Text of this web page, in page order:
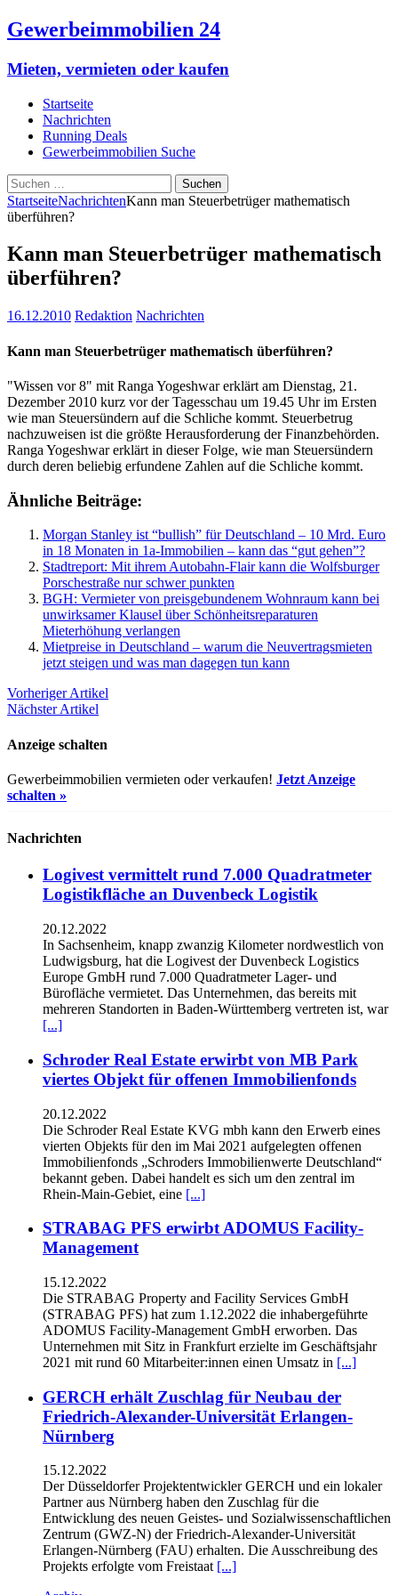
Gewerbeimmobilien 24
Mieten, vermieten oder kaufen
Startseite
Nachrichten
Running Deals
Gewerbeimmobilien Suche
Suchen
nach:
StartseiteNachrichtenKann man Steuerbetrüger mathematisch
überführen?
Kann man Steuerbetrüger mathematisch
überführen?
16.12.2010 Redaktion Nachrichten
Kann man Steuerbetrüger mathematisch überführen?
"Wissen vor 8" mit Ranga Yogeshwar erklärt am Dienstag, 21.
Dezember 2010 kurz vor der Tagesschau um 19.45 Uhr im Ersten
wie man Steuersündern auf die Schliche kommt. Steuerbetrug
nachzuweisen ist die größte Herausforderung der Finanzbehörden.
Ranga Yogeshwar erklärt in dieser Folge, wie man Steuersündern
durch deren beliebig erfundene Zahlen auf die Schliche kommt.
Ähnliche Beiträge:
Morgan Stanley ist “bullish” für Deutschland – 10 Mrd. Euro
in 18 Monaten in 1a-Immobilien – kann das “gut gehen”?
Stadtreport: Mit ihrem Autobahn-Flair kann die Wolfsburger
Porschestraße nur schwer punkten
BGH: Vermieter von preisgebundenem Wohnraum kann bei
unwirksamer Klausel über Schönheitsreparaturen
Mieterhöhung verlangen
Mietpreise in Deutschland – warum die Neuvertragsmieten
jetzt steigen und was man dagegen tun kann
Vorheriger Artikel
Nächster Artikel
Anzeige schalten
Gewerbeimmobilien vermieten oder verkaufen! Jetzt Anzeige
schalten »
Nachrichten
Logivest vermittelt rund 7.000 Quadratmeter
Logistikfläche an Duvenbeck Logistik
20.12.2022
In Sachsenheim, knapp zwanzig Kilometer nordwestlich von
Ludwigsburg, hat die Logivest der Duvenbeck Logistics
Europe GmbH rund 7.000 Quadratmeter Lager- und
Bürofläche vermietet. Das Unternehmen, das bereits mit
mehreren Standorten in Baden-Württemberg vertreten ist, war
[...]
Schroder Real Estate erwirbt von MB Park
viertes Objekt für offenen Immobilienfonds
20.12.2022
Die Schroder Real Estate KVG mbh kann den Erwerb eines
vierten Objekts für den im Mai 2021 aufgelegten offenen
Immobilienfonds „Schroders Immobilienwerte Deutschland“
bekannt geben. Dabei handelt es sich um den zentral im
Rhein-Main-Gebiet, eine [...]
STRABAG PFS erwirbt ADOMUS Facility-
Management
15.12.2022
Die STRABAG Property and Facility Services GmbH
(STRABAG PFS) hat zum 1.12.2022 die inhabergeführte
ADOMUS Facility-Management GmbH erworben. Das
Unternehmen mit Sitz in Frankfurt erzielte im Geschäftsjahr
2021 mit rund 60 Mitarbeiter:innen einen Umsatz in [...]
GERCH erhält Zuschlag für Neubau der
Friedrich-Alexander-Universität Erlangen-
Nürnberg
15.12.2022
Der Düsseldorfer Projektentwickler GERCH und ein lokaler
Partner aus Nürnberg haben den Zuschlag für die
Entwicklung des neuen Geistes- und Sozialwissenschaftlichen
Zentrum (GWZ-N) der Friedrich-Alexander-Universität
Erlangen-Nürnberg (FAU) erhalten. Die Ausschreibung des
Projekts erfolgte vom Freistaat [...]